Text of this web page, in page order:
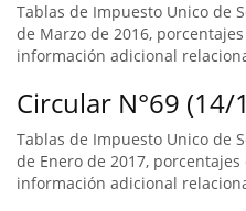
Tablas de Impuesto Unico de
de Marzo de 2016,
información adicional
Circular N°69
Tablas de Impuesto Unico de
de Enero de 2017,
información adicional